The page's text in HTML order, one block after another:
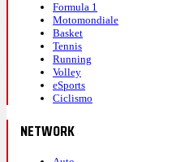
Formula 1
Motomondiale
Basket
Tennis
Running
Volley
eSports
Ciclismo
NETWORK